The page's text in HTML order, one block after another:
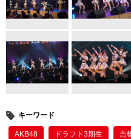
キーワード
AKB48 ドラフト3期生 吉